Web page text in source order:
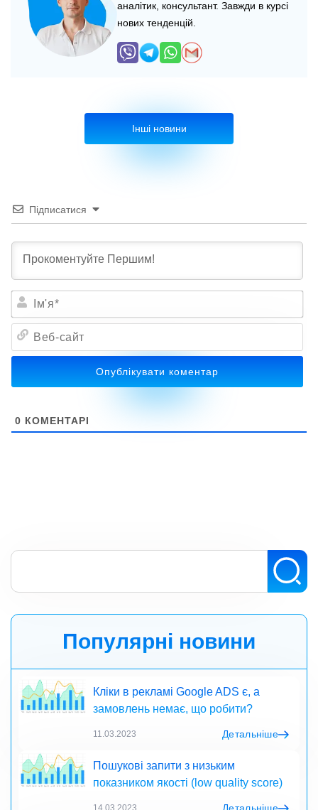
аналітик, консультант. Завжди в курсі
нових тенденцій.
Інші новини
Підписатися
0 КОМЕНТАРІ
Популярні новини
Кліки в рекламі Google ADS є, а
замовлень немає, що робити?
11.03.2023 Детальніше
Пошукові запити з низьким
показником якості (low quality score)
14.03.2023